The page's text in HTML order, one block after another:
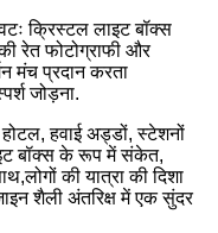
क्रिस्टल लाइट बॉक्स
रेत फोटोग्राफी और
मंच प्रदान करता
जोड़ना.
हवाई अड्डों, स्टेशनों
बॉक्स के रूप में संकेत,
की यात्रा की दिशा
शैली अंतरिक्ष में एक सुंदर